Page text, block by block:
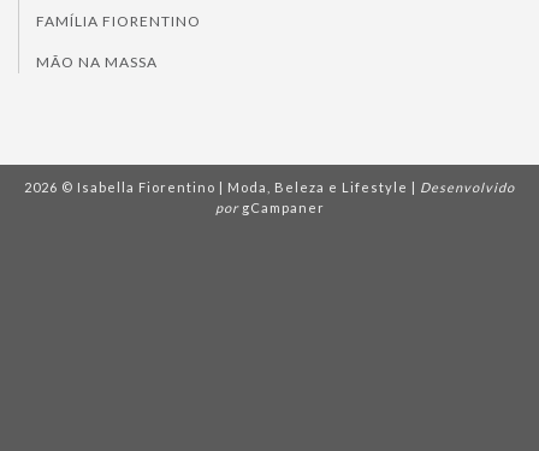
FAMÍLIA FIORENTINO
MÃO NA MASSA
2026 © Isabella Fiorentino | Moda, Beleza e Lifestyle | Desenvolvido
por gCampaner